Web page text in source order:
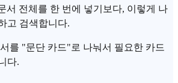
서 전체를 한 번에 넣기보다, 이렇게 나
고 검색합니다.
를 "문단 카드"로 나눠서 필요한 카드
다.